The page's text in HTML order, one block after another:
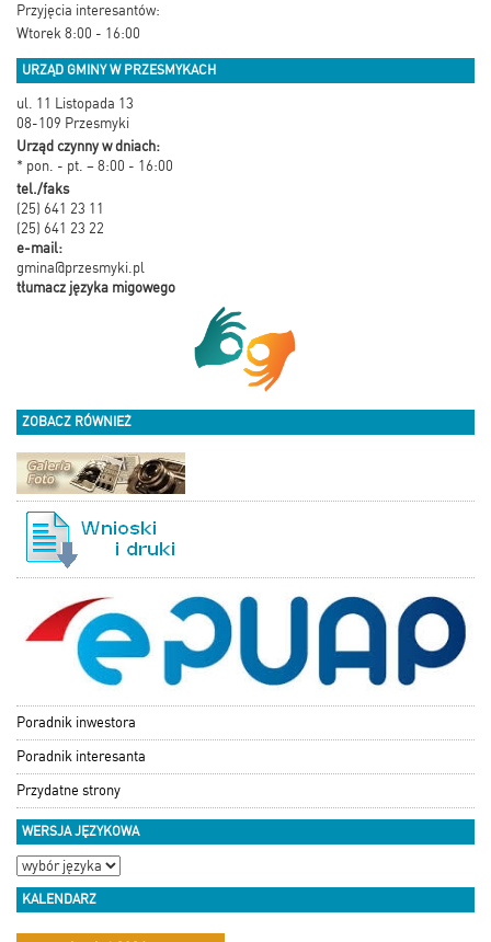
Przyjęcia interesantów:
Wtorek 8:00 - 16:00
URZĄD GMINY W PRZESMYKACH
ul. 11 Listopada 13
08-109 Przesmyki
Urząd czynny w dniach:
* pon. - pt. – 8:00 - 16:00
tel./faks
(25) 641 23 11
(25) 641 23 22
e-mail:
gmina@przesmyki.pl
tłumacz języka migowego
ZOBACZ RÓWNIEŻ
Poradnik inwestora
Poradnik interesanta
Przydatne strony
WERSJA JĘZYKOWA
KALENDARZ